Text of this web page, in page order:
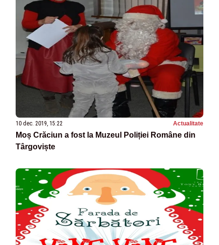
10 dec. 2019, 15:22 Actualitate
Moș Crăciun a fost la Muzeul Poliției Române din
Târgoviște